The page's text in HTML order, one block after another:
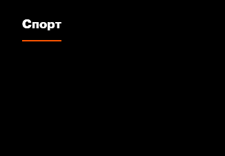
Спорт
Спорт